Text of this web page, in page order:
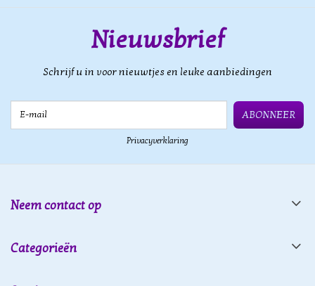
Nieuwsbrief
Schrijf u in voor nieuwtjes en leuke aanbiedingen
ABONNEER
Privacyverklaring
Neem contact op
Categorieën